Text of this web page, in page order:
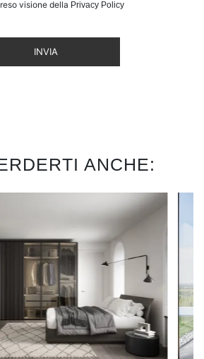
visione della Privacy Policy
INVIA
ANCHE: